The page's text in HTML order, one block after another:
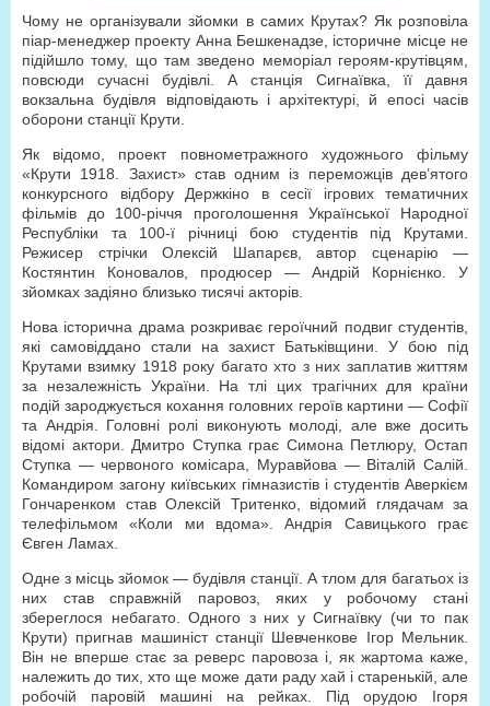
Чому не організували зйомки в самих Крутах? Як розповіла
піар-менеджер проекту Анна Бешкенадзе, історичне місце не
підійшло тому, що там зведено меморіал героям-крутівцям,
повсюди сучасні будівлі. А станція Сигнаївка, її давня
вокзальна будівля відповідають і архітектурі, й епосі часів
оборони станції Крути.
Як відомо, проект повнометражного художнього фільму
«Крути 1918. Захист» став одним із переможців дев’ятого
конкурсного відбору Держкіно в сесії ігрових тематичних
фільмів до 100-річчя проголошення Української Народної
Республіки та 100-ї річниці бою студентів під Крутами.
Режисер стрічки Олексій Шапарєв, автор сценарію —
Костянтин Коновалов, продюсер — Андрій Корнієнко. У
зйомках задіяно близько тисячі акторів.
Нова історична драма розкриває героїчний подвиг студентів,
які самовіддано стали на захист Батьківщини. У бою під
Крутами взимку 1918 року багато хто з них заплатив життям
за незалежність України. На тлі цих трагічних для країни
подій зароджується кохання головних героїв картини — Софії
та Андрія. Головні ролі виконують молоді, але вже досить
відомі актори. Дмитро Ступка грає Симона Петлюру, Остап
Ступка — червоного комісара, Муравйова — Віталій Салій.
Командиром загону київських гімназистів і студентів Аверкієм
Гончаренком став Олексій Тритенко, відомий глядачам за
телефільмом «Коли ми вдома». Андрія Савицького грає
Євген Ламах.
Одне з місць зйомок — будівля станції. А тлом для багатьох із
них став справжній паровоз, яких у робочому стані
збереглося небагато. Одного з них у Сигнаївку (чи то пак
Крути) пригнав машиніст станції Шевченкове Ігор Мельник.
Він не вперше стає за реверс паровоза і, як жартома каже,
належить до тих, хто ще може дати раду хай і старенькій, але
робочій паровій машині на рейках. Під орудою Ігоря